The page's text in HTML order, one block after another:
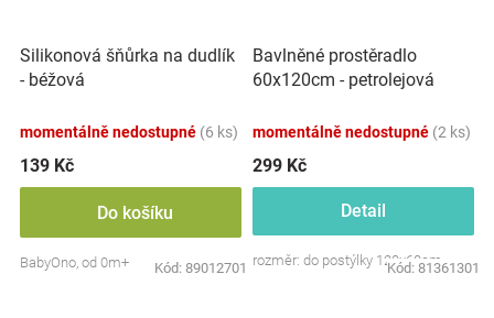
Silikonová šňůrka na dudlík
- béžová
momentálně nedostupné (6 ks)
139 Kč
Do košíku
BabyOno, od 0m+ Kód: 89012701
Bavlněné prostěradlo
60x120cm - petrolejová
momentálně nedostupné (2 ks)
299 Kč
Detail
rozměr: do postýlky 120x60cm
Kód: 81361301